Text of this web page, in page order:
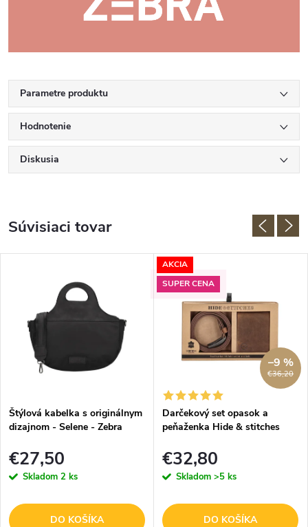
Parametre produktu
Hodnotenie
Diskusia
Súvisiaci tovar
Štýlová kabelka s originálnym
dizajnom - Selene - Zebra
€27,50
Skladom 2 ks
DO KOŠÍKA
AKCIA
SUPER CENA
€36,20
–9 %
Darčekový set opasok a
peňaženka Hide & stitches
€32,80
Skladom >5 ks
DO KOŠÍKA